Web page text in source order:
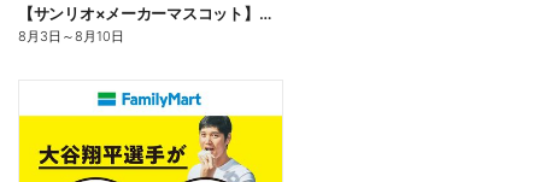
【サンリオ×メーカーマスコット】オリジナルグッズ貰える!
8月3日 ～8月10日